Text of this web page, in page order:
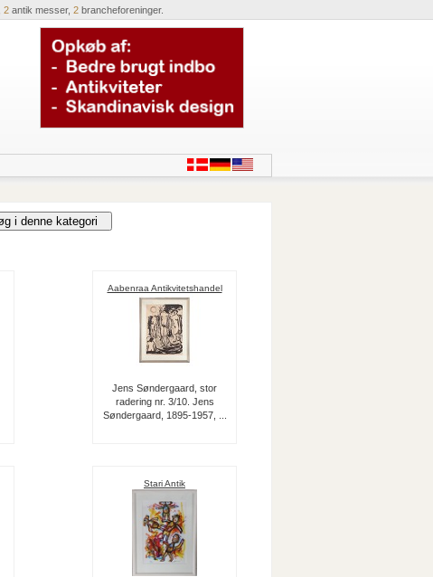
2 antik messer, 2 brancheforeninger.
Aabenraa Antikvitetshandel
Jens Søndergaard, stor
radering nr. 3/10. Jens
Søndergaard, 1895-1957, ...
Stari Antik